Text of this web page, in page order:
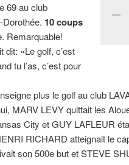
69 au club
10 coups
Remarquable!
dit: «Le golf, c’est
tu l’as, c’est pour
plus le golf au club
MARV LEVY quittait les
City et GUY LAFLEUR
RICHARD atteignait le
son 500e but et STEVE